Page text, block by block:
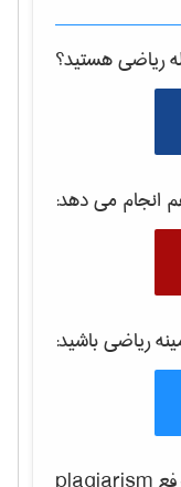
رياضیهستید؟
انجام می دهد:
رياضیباشید: